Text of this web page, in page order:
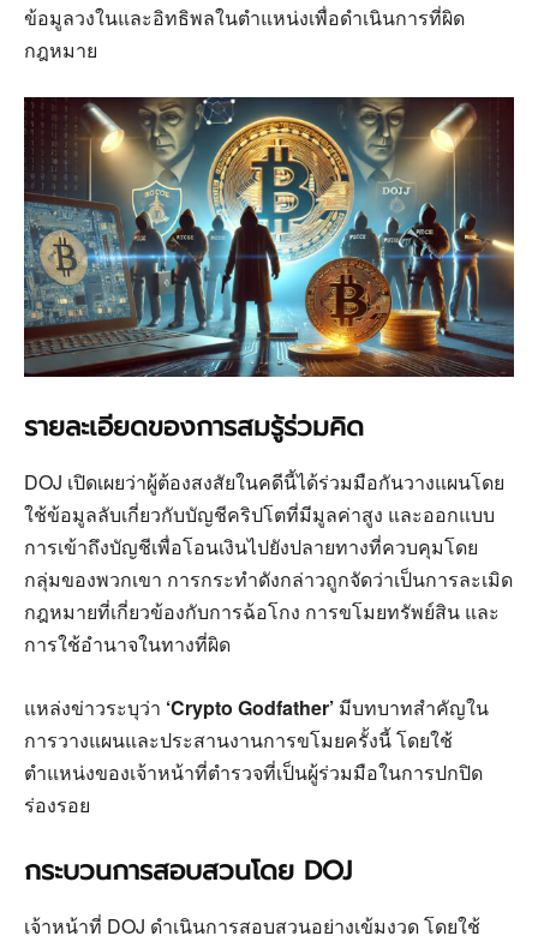
ข้อมูลวงในและอิทธิพลในตำแหน่งเพื่อดำเนินการที่ผิด
กฎหมาย
รายละเอียดของการสมรู้ร่วมคิด
DOJ เปิดเผยว่าผู้ต้องสงสัยในคดีนี้ได้ร่วมมือกันวางแผนโดย
ใช้ข้อมูลลับเกี่ยวกับบัญชีคริปโตที่มีมูลค่าสูง และออกแบบ
การเข้าถึงบัญชีเพื่อโอนเงินไปยังปลายทางที่ควบคุมโดย
กลุ่มของพวกเขา การกระทำดังกล่าวถูกจัดว่าเป็นการละเมิด
กฎหมายที่เกี่ยวข้องกับการฉ้อโกง การขโมยทรัพย์สิน และ
การใช้อำนาจในทางที่ผิด
แหล่งข่าวระบุว่า ‘Crypto Godfather’ มีบทบาทสำคัญใน
การวางแผนและประสานงานการขโมยครั้งนี้ โดยใช้
ตำแหน่งของเจ้าหน้าที่ตำรวจที่เป็นผู้ร่วมมือในการปกปิด
ร่องรอย
กระบวนการสอบสวนโดย DOJ
เจ้าหน้าที่ DOJ ดำเนินการสอบสวนอย่างเข้มงวด โดยใช้